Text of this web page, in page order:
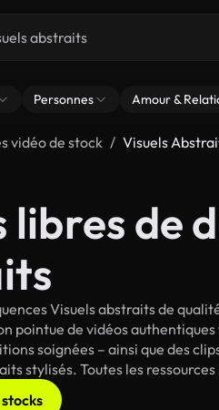
Personnes Amour &
vidéo de stock Visuels
libres de
Visuels abstraits de
pointue de vidéos
soignées – ainsi que des
stylisés. Toutes les